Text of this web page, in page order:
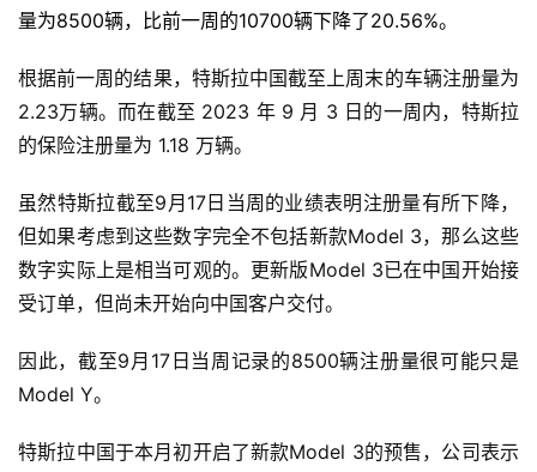
量为8500辆，比前一周的10700辆下降了20.56%。
根据前一周的结果，特斯拉中国截至上周末的车辆注册量为
2.23万辆。而在截至 2023 年 9 月 3 日的一周内，特斯拉
的保险注册量为 1.18 万辆。
虽然特斯拉截至9月17日当周的业绩表明注册量有所下降，
但如果考虑到这些数字完全不包括新款Model 3，那么这些
数字实际上是相当可观的。更新版Model 3已在中国开始接
受订单，但尚未开始向中国客户交付。
因此，截至9月17日当周记录的8500辆注册量很可能只是
Model Y。
特斯拉中国于本月初开启了新款Model 3的预售，公司表示